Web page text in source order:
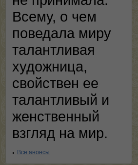
Всему, о чем
поведала миру
талантливая
художница,
свойствен ее
талантливый и
женственный
взгляд на мир.
Все анонсы